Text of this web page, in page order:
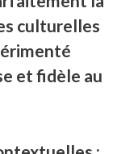
culturelles
et fidèle au